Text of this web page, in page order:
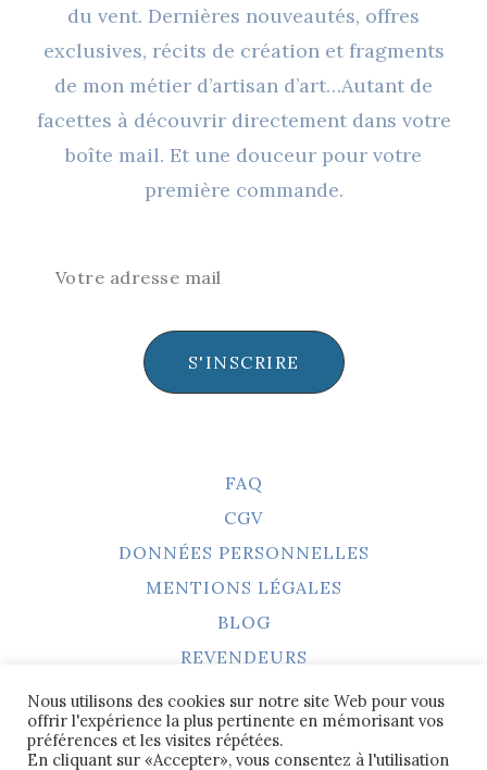
du vent. Dernières nouveautés, offres
exclusives, récits de création et fragments
de mon métier d’artisan d’art…Autant de
facettes à découvrir directement dans votre
boîte mail. Et une douceur pour votre
première commande.
S'INSCRIRE
FAQ
CGV
DONNÉES PERSONNELLES
MENTIONS LÉGALES
BLOG
REVENDEURS
Photos et créations originales tous droits
Nous utilisons des cookies sur notre site Web pour vous
offrir l'expérience la plus pertinente en mémorisant vos
préférences et les visites répétées.
En cliquant sur «Accepter», vous consentez à l'utilisation